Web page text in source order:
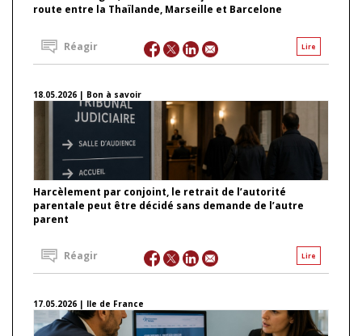
route entre la Thaïlande, Marseille et Barcelone
Lire
Réagir
18.05.2026 | Bon à savoir
Harcèlement par conjoint, le retrait de l’autorité
parentale peut être décidé sans demande de l’autre
parent
Lire
Réagir
17.05.2026 | Ile de France